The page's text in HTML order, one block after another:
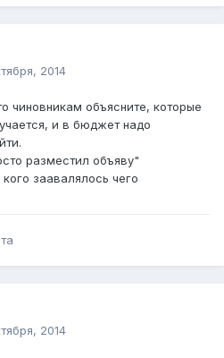
2014
чиновникам объясните, которые
и в бюджет надо
разместил объяву"
заавалялось чего
2014